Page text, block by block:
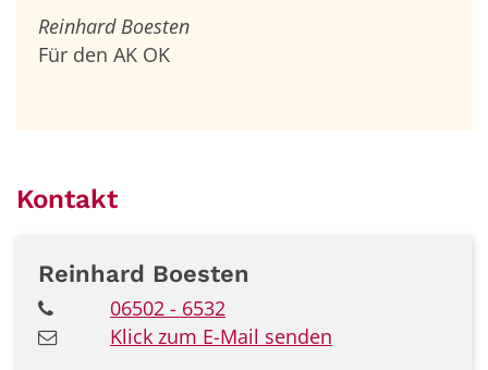
Reinhard Boesten
Für den AK OK
Kontakt
Reinhard Boesten
06502 - 6532
Klick zum E-Mail senden